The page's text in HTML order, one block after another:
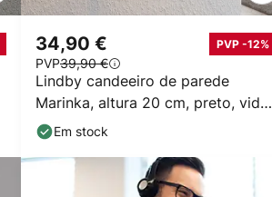
Lindby candeeiro de parede
Marinka, altura 20 cm, preto, vidro
fumado
34,90 € PVP -12%
PVP39,90 €
Em stock